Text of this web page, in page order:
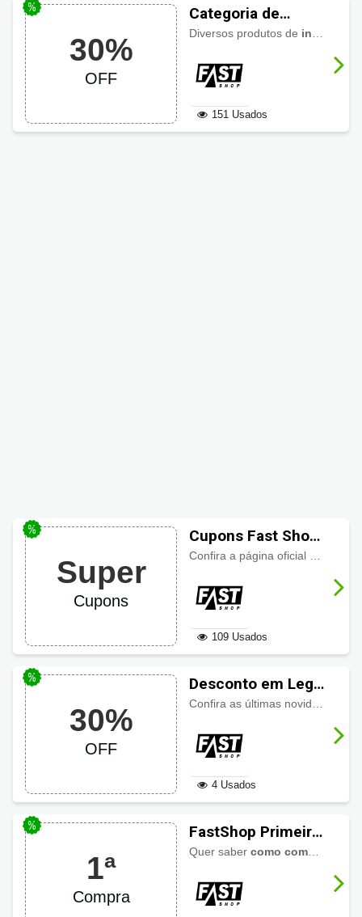
30%
OFF
Categoria de
informática Fast
Diversos produtos de informática
151 Usados
Super
Cupons
Cupons Fast Shop:
até R$1.000 de
109 Usados
30%
OFF
Desconto em Lego
na FastShop: até
4 Usados
1ª
Compra
FastShop Primeira
Compra
Quer sabercomo comprar